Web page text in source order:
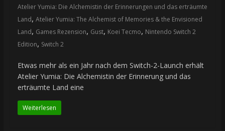
Atelier Yumia: Die Alchemistin der Erinnerungen und das erträumte
Land, Atelier Yumia: The Alchemist of Memories & the Envisioned
Land, Games Rezension, Gust, Koei Tecmo, Nintendo Switch 2
Edition, Switch 2
Etwas mehr als ein Jahr nach dem Switch-2-Launch erhält
Atelier Yumia: Die Alchemistin der Erinnerung und das
erträumte Land eine
Weiterlesen